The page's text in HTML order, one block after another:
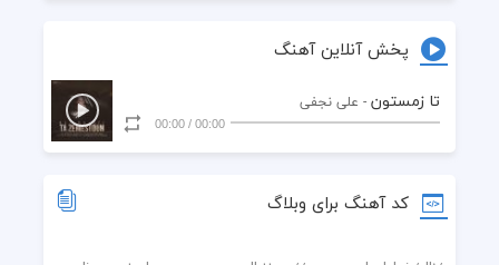
پخش آنلاین آهنگ
تا زمستون - علی نجفی
00:00
/
00:00
کد آهنگ برای وبلاگ